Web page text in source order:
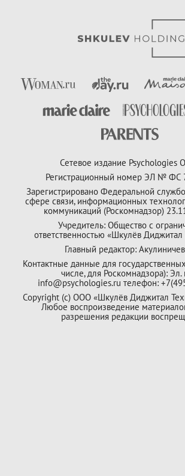
Сетевое издание Psychologies
Регистрационный номер ЭЛ № ФС
Зарегистрировано Федеральной
сфере связи, информационных
коммуникаций (Роскомнадзор)
Учредитель: Общество с
ответственностью «Шкулёв Диджитал
Главный редактор:
Контактные данные для
числе, для Роскомнадзора): Эл.
info@psychologies.ru телефон:
Copyright (с) ООО «Шкулёв Диджитал
Любое воспроизведение
разрешения редакции